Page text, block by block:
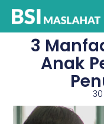
Lewati
3
Anak